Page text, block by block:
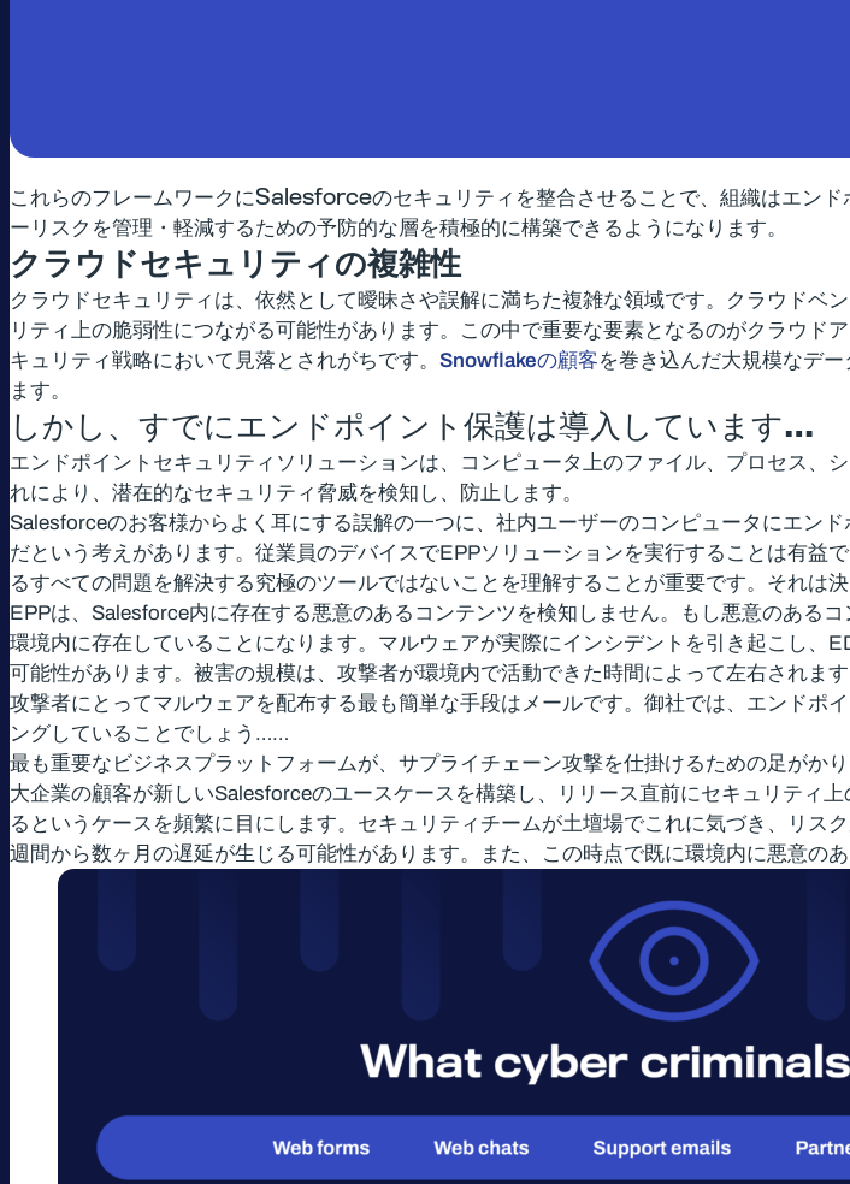
これらのフレームワークにSalesforceのセキュリティを整合させることで、組織はエン
ーリスクを管理・軽減するための予防的な層を積極的に構築できるようになります。
クラウドセキュリティの複雑性
クラウドセキュリティは、依然として曖昧さや誤解に満ちた複雑な領域です。クラウドベ
リティ上の脆弱性につながる可能性があります。この中で重要な要素となるのがクラウ
キュリティ戦略において見落とされがちです。 Snowflakeの顧客を巻き込んだ大規模なデ
ます。
しかし、すでにエンドポイント保護は導入しています…
エンドポイントセキュリティソリューションは、コンピュータ上のファイル、プロセス、
れにより、潜在的なセキュリティ脅威を検知し、防止します。
Salesforceのお客様からよく耳にする誤解の一つに、社内ユーザーのコンピュータにエン
だという考えがあります。従業員のデバイスでEPPソリューションを実行することは有
るすべての問題を解決する究極のツールではないことを理解することが重要です。それは
EPPは、Salesforce内に存在する悪意のあるコンテンツを検知しません。もし悪意のある
環境内に存在していることになります。マルウェアが実際にインシデントを引き起こし
可能性があります。被害の規模は、攻撃者が環境内で活動できた時間によって左右されま
攻撃者にとってマルウェアを配布する最も簡単な手段はメールです。御社では、エンドポ
ングしていることでしょう……
最も重要なビジネスプラットフォームが、サプライチェーン攻撃を仕掛けるための足がか
大企業の顧客が新しいSalesforceのユースケースを構築し、リリース直前にセキュリティ
るというケースを頻繁に目にします。セキュリティチームが土壇場でこれに気づき、リ
週間から数ヶ月の遅延が生じる可能性があります。また、この時点で既に環境内に悪意の